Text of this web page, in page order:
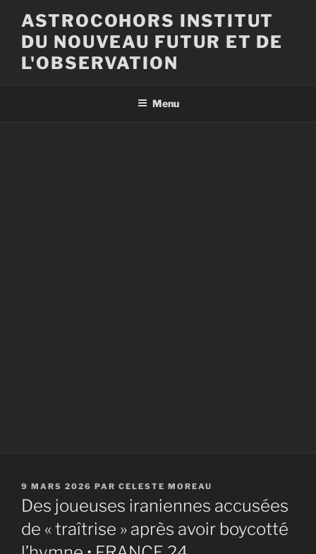
contenu
principal
ASTROCOHORS INSTITUT
DU NOUVEAU FUTUR ET DE
L'OBSERVATION
Menu
PUBLIÉ
LE
9 MARS 2026 PAR CELESTE MOREAU
Des joueuses iraniennes accusées
de « traîtrise » après avoir boycotté